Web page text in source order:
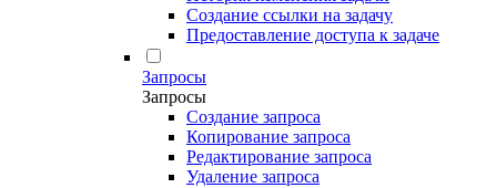
Создание ссылки на задачу
Предоставление доступа к задаче
Запросы
Запросы
Создание запроса
Копирование запроса
Редактирование запроса
Удаление запроса